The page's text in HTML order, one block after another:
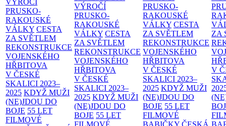
VÝROČÍ
PRUSKO-
RAKOUSKÉ
VÁLKY CESTA
ZA SVĚTLEM
REKONSTRUKCE
VOJENSKÉHO
HŘBITOVA
V ČESKÉ
SKALICI 2023–
2025 KDYŽ MUŽI
(NE)JDOU DO
BOJE 55 LET
FILMOVÉ
VÝROČÍ
PRUSKO-
RAKOUSKÉ
VÁLKY CESTA
ZA SVĚTLEM
REKONSTRUKCE
VOJENSKÉHO
HŘBITOVA
V ČESKÉ
SKALICI 2023–
2025 KDYŽ MUŽI
(NE)JDOU DO
BOJE 55 LET
FILMOVÉ
PRUSKO-
RAKOUSKÉ
VÁLKY CESTA
ZA SVĚTLEM
REKONSTRUKCE
VOJENSKÉHO
HŘBITOVA
V ČESKÉ
SKALICI 2023–
2025 KDYŽ MUŽI
(NE)JDOU DO
BOJE 55 LET
FILMOVÉ
BABIČKY ČESKÁ
ZA
V